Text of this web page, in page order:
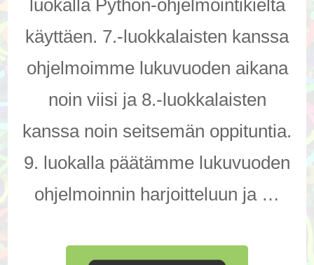
luokalla Python-ohjelmointikieltä
käyttäen. 7.-luokkalaisten kanssa
ohjelmoimme lukuvuoden aikana
noin viisi ja 8.-luokkalaisten
kanssa noin seitsemän oppituntia.
9. luokalla päätämme lukuvuoden
ohjelmoinnin harjoitteluun ja …